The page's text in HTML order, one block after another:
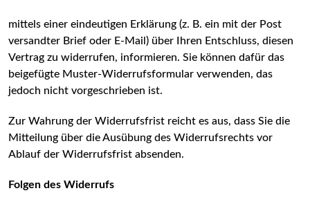
mittels einer eindeutigen Erklärung (z. B. ein mit der Post
versandter Brief oder E-Mail) über Ihren Entschluss, diesen
Vertrag zu widerrufen, informieren. Sie können dafür das
beigefügte Muster-Widerrufsformular verwenden, das
jedoch nicht vorgeschrieben ist.
Zur Wahrung der Widerrufsfrist reicht es aus, dass Sie die
Mitteilung über die Ausübung des Widerrufsrechts vor
Ablauf der Widerrufsfrist absenden.
Folgen des Widerrufs